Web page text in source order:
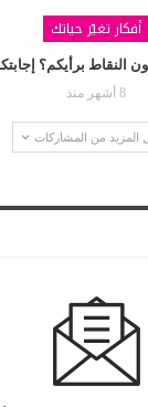
أفكار تغيّر حياتك
النقاط برأيكم؟
8 أشهر منذ
المزيد من المشاركات